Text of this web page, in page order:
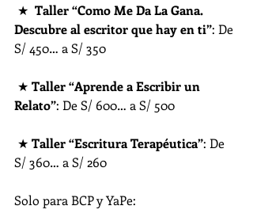
★ Taller “Como Me Da La Gana.
Descubre al escritor que hay en ti”: De
S/ 450… a S/ 350
★ Taller “Aprende a Escribir un
Relato”: De S/ 600… a S/ 500
★ Taller “Escritura Terapéutica”: De
S/ 360… a S/ 260
Solo para BCP y YaPe: